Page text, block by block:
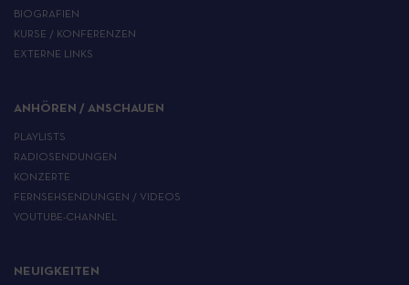
BIOGRAFIEN
KURSE / KONFERENZEN
EXTERNE LINKS
ANHÖREN / ANSCHAUEN
PLAYLISTS
RADIOSENDUNGEN
KONZERTE
FERNSEHSENDUNGEN / VIDEOS
YOUTUBE-CHANNEL
NEUIGKEITEN